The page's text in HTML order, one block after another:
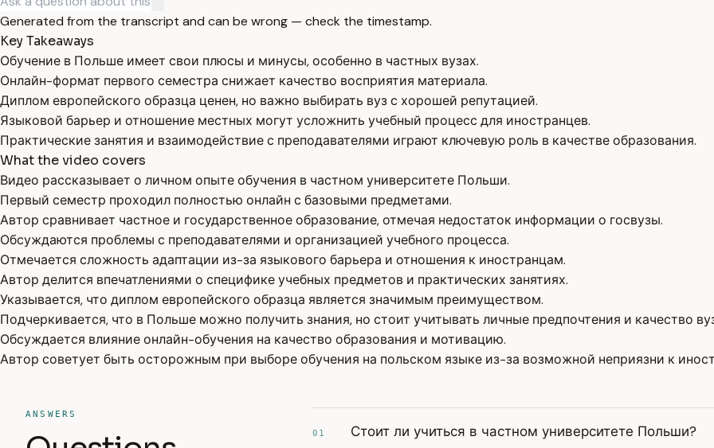
Generated from the transcript and can be wrong — check the timestamp.
Key Takeaways
Обучение в Польше имеет свои плюсы и минусы, особенно в частных вузах.
Онлайн-формат первого семестра снижает качество восприятия материала.
Диплом европейского образца ценен, но важно выбирать вуз с хорошей репутацией.
Языковой барьер и отношение местных могут усложнить учебный процесс для иностранцев.
Практические занятия и взаимодействие с преподавателями играют ключевую роль в качестве образования.
What the video covers
Видео рассказывает о личном опыте обучения в частном университете Польши.
Первый семестр проходил полностью онлайн с базовыми предметами.
Автор сравнивает частное и государственное образование, отмечая недостаток информации о госвузы.
Обсуждаются проблемы с преподавателями и организацией учебного процесса.
Отмечается сложность адаптации из-за языкового барьера и отношения к иностранцам.
Автор делится впечатлениями о специфике учебных предметов и практических занятиях.
Указывается, что диплом европейского образца является значимым преимуществом.
Подчеркивается, что в Польше можно получить знания, но стоит учитывать личные предпочтения и качество
Обсуждается влияние онлайн-обучения на качество образования и мотивацию.
Автор советует быть осторожным при выборе обучения на польском языке из-за возможной неприязни к
ANSWERS
01 Стоит ли учиться в частном университете Польши?